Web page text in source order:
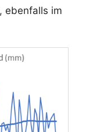
ebenfalls im